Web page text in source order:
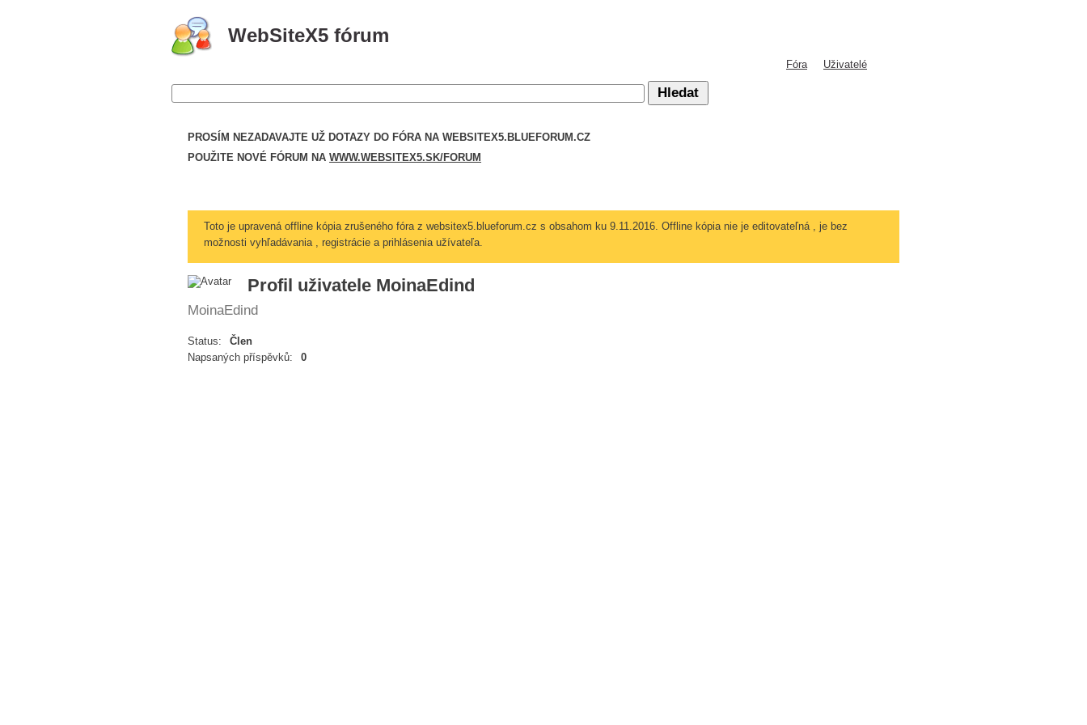
Fóra Uživatelé
WebSiteX5 fórum
PROSÍM NEZADAVAJTE UŽ DOTAZY DO FÓRA NA WEBSITEX5.BLU­EFORUM.CZ
POUŽITE NOVÉ FÓRUM NA WWW.WEBSITEX5­.SK/FORUM
Toto je upravená offline kópia zrušeného fóra z websitex5.blueforum.cz s obsahom ku 9.11.2016. Offline kópia nie je editovateľná , je bez
možnosti vyhľadávania , registrácie a prihlásenia užívateľa.
Profil uživatele MoinaEdind
MoinaEdind
Status:
Člen
Napsaných příspěvků:
0